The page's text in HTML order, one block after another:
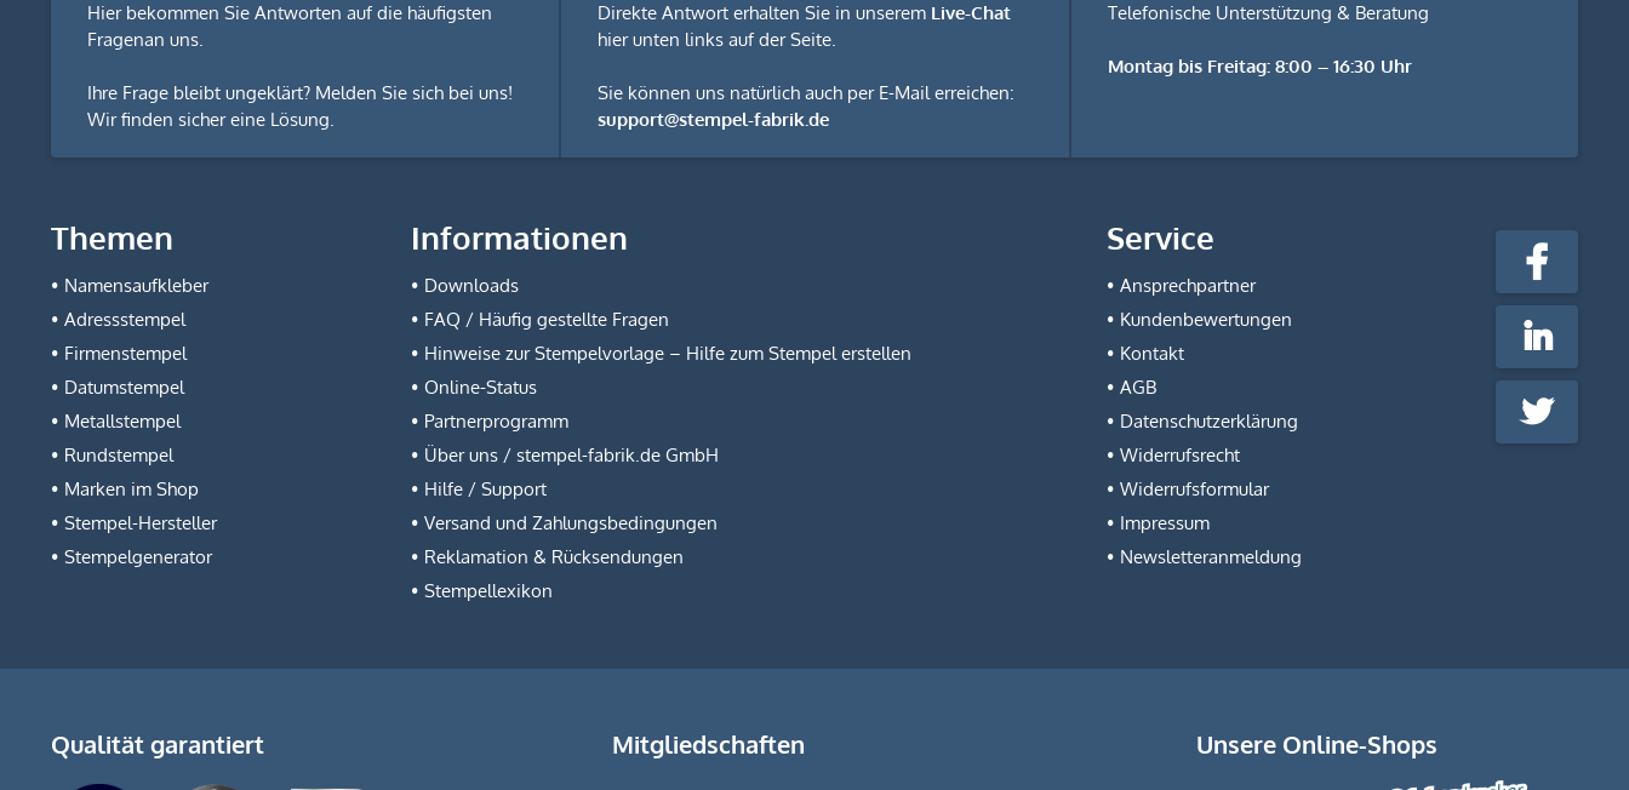
Hier bekommen Sie Antworten auf die häufigsten
Fragenan uns.
Ihre Frage bleibt ungeklärt? Melden Sie sich bei uns!
Wir finden sicher eine Lösung.
Direkte Antwort erhalten Sie in unserem Live-Chat
hier unten links auf der Seite.
Sie können uns natürlich auch per E-Mail erreichen:
support@stempel-fabrik.de
Telefonische Unterstützung & Beratung
Montag bis Freitag: 8:00 – 16:30 Uhr
Themen
Namensaufkleber
Adressstempel
Firmenstempel
Datumstempel
Metallstempel
Rundstempel
Marken im Shop
Stempel-Hersteller
Stempelgenerator
Informationen
Downloads
FAQ / Häufig gestellte Fragen
Hinweise zur Stempelvorlage – Hilfe zum Stempel erstellen
Online-Status
Partnerprogramm
Über uns / stempel-fabrik.de GmbH
Hilfe / Support
Versand und Zahlungsbedingungen
Reklamation & Rücksendungen
Stempellexikon
Service
Ansprechpartner
Kundenbewertungen
Kontakt
AGB
Datenschutzerklärung
Widerrufsrecht
Widerrufsformular
Impressum
Newsletteranmeldung
stempel-
fabrik.de
@Social
Media
Facebook
LinkedIn
Twitter
Qualität garantiert Mitgliedschaften Unsere Online-Shops